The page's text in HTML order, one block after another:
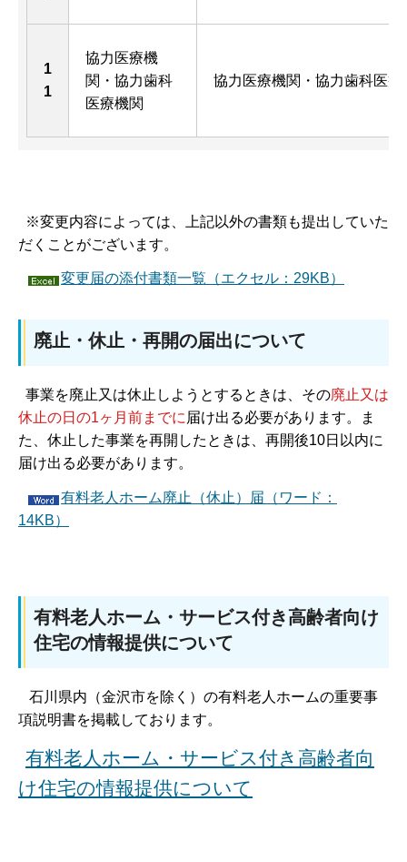
1
1
協力医療機
関・協力歯科
医療機関
協力医療機関・協力歯科医
※変更内容によっては、上記以外の書類も提出していた
だくことがございます。
変更届の添付書類一覧（エクセル：29KB）
廃止・休止・再開の届出について
事業を廃止又は休止しようとするときは、その廃止又は
休止の日の1ヶ月前までに 届け出る必要があります。ま
た、休止した事業を再開したときは、再開後10日以内に
届け出る必要があります。
有料老人ホーム廃止（休止）届（ワード：
14KB）
有料老人ホーム・サービス付き高齢者向け
住宅の情報提供について
石川県内（金沢市を除く）の有料老人ホームの重要事
項説明書を掲載しております。
有料老人ホーム・サービス付き高齢者向
け住宅の情報提供について